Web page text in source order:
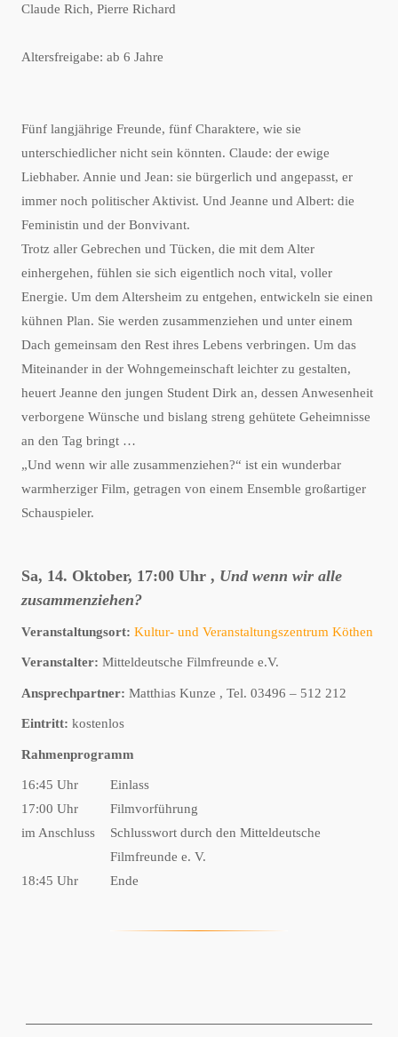
Claude Rich, Pierre Richard
Altersfreigabe: ab 6 Jahre
Fünf langjährige Freunde, fünf Charaktere, wie sie
unterschiedlicher nicht sein könnten. Claude: der ewige
Liebhaber. Annie und Jean: sie bürgerlich und angepasst, er
immer noch politischer Aktivist. Und Jeanne und Albert: die
Feministin und der Bonvivant.
Trotz aller Gebrechen und Tücken, die mit dem Alter
einhergehen, fühlen sie sich eigentlich noch vital, voller
Energie. Um dem Altersheim zu entgehen, entwickeln sie einen
kühnen Plan. Sie werden zusammenziehen und unter einem
Dach gemeinsam den Rest ihres Lebens verbringen. Um das
Miteinander in der Wohngemeinschaft leichter zu gestalten,
heuert Jeanne den jungen Student Dirk an, dessen Anwesenheit
verborgene Wünsche und bislang streng gehütete Geheimnisse
an den Tag bringt …
„Und wenn wir alle zusammenziehen?“ ist ein wunderbar
warmherziger Film, getragen von einem Ensemble großartiger
Schauspieler.
Sa, 14. Oktober, 17:00 Uhr , Und wenn wir alle
zusammenziehen?
Veranstaltungsort: Kultur- und Veranstaltungszentrum Köthen
Veranstalter: Mitteldeutsche Filmfreunde e.V.
Ansprechpartner: Matthias Kunze , Tel. 03496 – 512 212
Eintritt: kostenlos
Rahmenprogramm
16:45 Uhr
Einlass
17:00 Uhr
Filmvorführung
im Anschluss
Schlusswort durch den Mitteldeutsche
Filmfreunde e. V.
18:45 Uhr
Ende